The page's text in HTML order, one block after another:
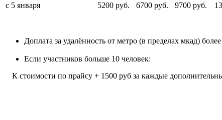
с 5 января
5200 руб. 6700 руб. 9700 руб.
Доплата за удалённость от метро (в пределах мкад)
Если участников больше 10 человек:
К стоимости по прайсу + 1500 руб за каждые